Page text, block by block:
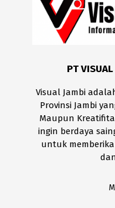
PT
Visual Jambi
Provinsi Jambi
Maupun
ingin berdaya
untuk